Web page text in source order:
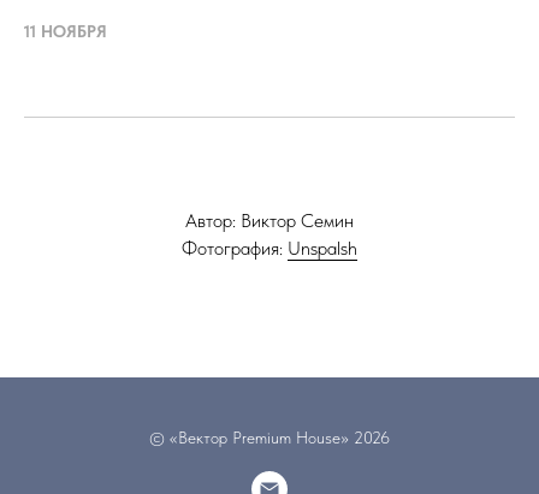
11 НОЯБРЯ
Автор: Виктор Семин
Фотография: Unspalsh
© «Вектор Premium House» 2026